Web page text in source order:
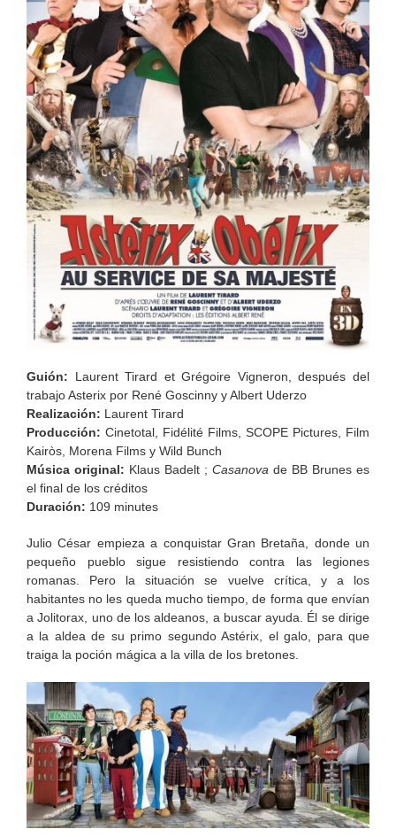
Guión: Laurent Tirard et Grégoire Vigneron,después del
trabajo Asterix por René Goscinny y Albert Uderzo
Realización: Laurent Tirard
Producción: Cinetotal, Fidélité Films, SCOPE Pictures, Film
Kairòs, Morena Films y Wild Bunch
Música original: Klaus Badelt ; Casanova de BB Brunes es
el final de los créditos
Duración: 109 minutes
Julio César empieza a conquistar Gran Bretaña, donde un
pequeño pueblo sigue resistiendo contra las legiones
romanas. Pero la situación se vuelve crítica, y a los
habitantes no les queda mucho tiempo, de forma que envían
a Jolitorax, uno de los aldeanos, a buscar ayuda. Él se dirige
a la aldea de su primo segundo Astérix, el galo, para que
traiga la poción mágica a la villa de los bretones.